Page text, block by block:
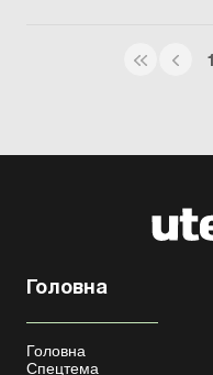
1
Головна
Головна
Спецтема